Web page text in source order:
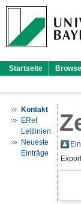
Startseite
Kontakt
ERef
Leitlinien
Neueste
Einträge